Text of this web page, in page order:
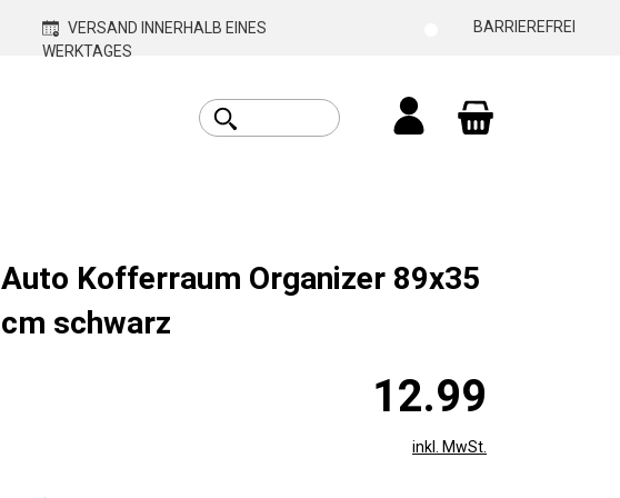
VERSAND INNERHALB EINES
WERKTAGES
BARRIEREFREI
Auto Kofferraum Organizer 89x35
cm schwarz
12.99
inkl. MwSt.